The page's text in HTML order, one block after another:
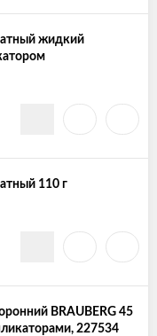
жидкий
110 г
BRAUBERG 45
227534